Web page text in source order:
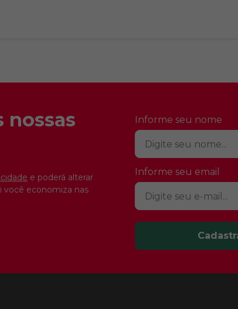
nossas
e poderá alterar
você economiza nas
Informe seu nome
Informe seu email